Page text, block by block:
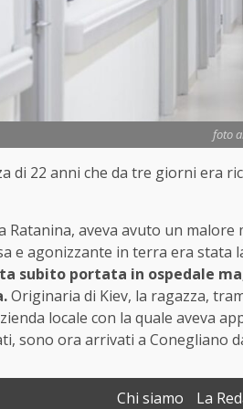
foto
di 22 anni che da tre giorni era
Ratanina, aveva avuto un
e agonizzante in terra era stata
subito portata in ospedale
Originaria di Kiev, la ragazza,
locale con la quale aveva
sono ora arrivati a Conegliano
Chi siamo La